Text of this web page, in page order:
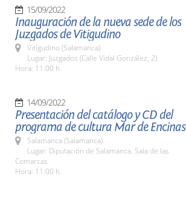
15/09/2022
Inauguración de la nueva sede de los
Juzgados de Vitigudino
Vitigudino (Salamanca)
Lugar: Juzgados (Calle Vidal González, 2)
Hora: 11:00 h.
14/09/2022
Presentación del catálogo y CD del
programa de cultura Mar de Encinas
Salamanca (Salamanca)
Lugar: Diputación de Salamanca. Sala de las
Comarcas
Hora: 11:00 h.